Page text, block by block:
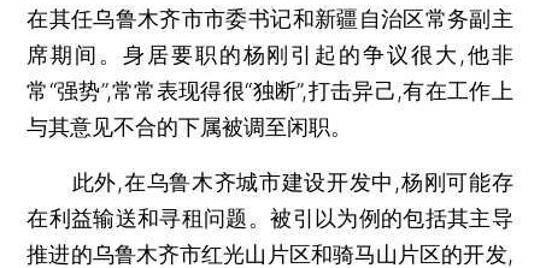
在其任乌鲁木齐市市委书记和新疆自治区常务副主
席期间。身居要职的杨刚引起的争议很大,他非
常“强势”,常常表现得很“独断”,打击异己,有在工作上
与其意见不合的下属被调至闲职。
此外,在乌鲁木齐城市建设开发中,杨刚可能存
在利益输送和寻租问题。被引以为例的包括其主导
推进的乌鲁木齐市红光山片区和骑马山片区的开发,